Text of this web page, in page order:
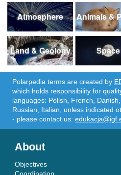
Atmosphere Animals &
Land & Geology Space
Polarpedia terms are created by
which holds responsibility for
languages: Polish, French,
Russian, Italian, unless indicated
- please contact us:
About
Objectives
Coordination